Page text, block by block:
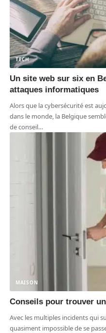
TECH
Un site web sur six en
attaques informatiques
Alors que la cybersécurité est
dans le monde, la Belgique
de conseil…
MAISON
Conseils pour trouver
Avec les multiples incidents qui
quasiment impossible de se